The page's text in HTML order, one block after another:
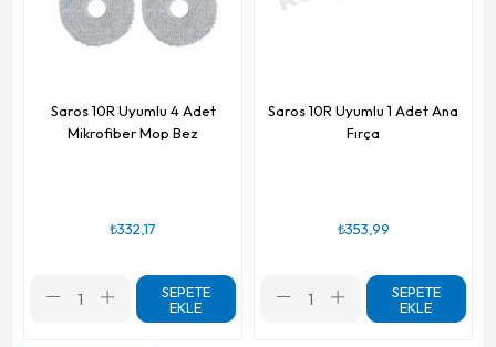
Saros 10R Uyumlu 4 Adet
Mikrofiber Mop Bez
₺332,17
SEPETE
EKLE
Saros 10R Uyumlu 1 Adet Ana
Fırça
₺353,99
SEPETE
EKLE